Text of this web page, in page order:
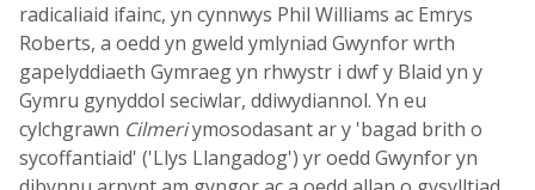
radicaliaid ifainc, yn cynnwys Phil Williams ac Emrys
Roberts, a oedd yn gweld ymlyniad Gwynfor wrth
gapelyddiaeth Gymraeg yn rhwystr i dwf y Blaid yn y
Gymru gynyddol seciwlar, ddiwydiannol. Yn eu
cylchgrawn Cilmeriymosodasant ar y 'bagad brith o
sycoffantiaid' ('Llys Llangadog') yr oedd Gwynfor yn